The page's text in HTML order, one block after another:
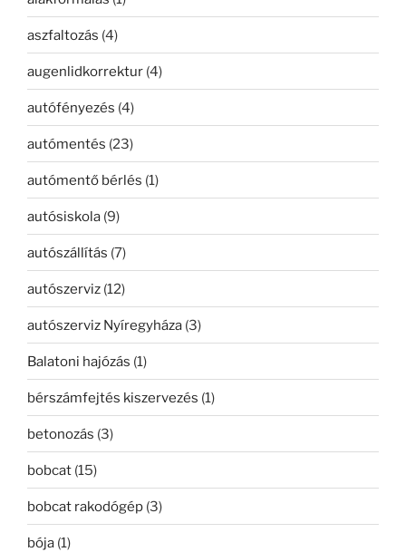
aszfaltozás (4)
augenlidkorrektur (4)
autófényezés (4)
autómentés (23)
autómentő bérlés (1)
autósiskola (9)
autószállítás (7)
autószerviz (12)
autószerviz Nyíregyháza (3)
Balatoni hajózás (1)
bérszámfejtés kiszervezés (1)
betonozás (3)
bobcat (15)
bobcat rakodógép (3)
bója (1)